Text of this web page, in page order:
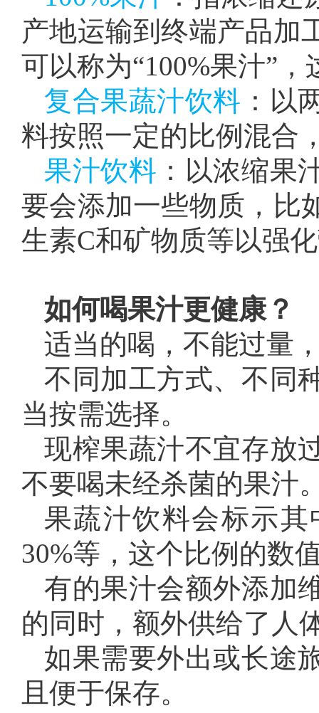
产地运输到终端产品加
可以称为“100%果汁”
复合果蔬汁饮料 ：以
料按照一定的比例混合
果汁饮料 ：以浓缩果
要会添加一些物质，比
生素C和矿物质等以强
如何喝果汁更健康？
适当的喝，不能过量
不同加工方式、不同
当按需选择。
现榨果蔬汁不宜存放
不要喝未经杀菌的果汁
果蔬汁饮料会标示
30%等，这个比例的数
有的果汁会额外添加
的同时，额外供给了人
如果需要外出或长途
且便于保存。